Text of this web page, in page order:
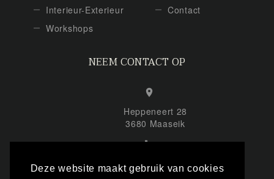
Deze website maakt gebruik van cookies
Interieur-Exterieur
Workshops
Contact
NEEM CONTACT OP
Heppeneert 28
3680 Maaseik
+32 (0) 495 863 878